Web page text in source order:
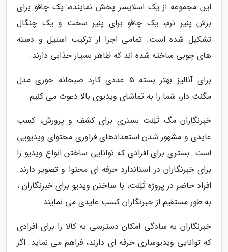
این مجموعه از یک اسلایسر پخش نماینده، یک چاقو برای
برش پنیر نرم، یک چاقو برای پنیر سخت و یک چنگال
تشکیل شده است. تمامی اجزا از ترکیب استیل و دسته
های چوبی ساخته شده اند که ظاهر بسیار جذابی دارند.
برای آنالیز بهتر بسته 5 عددی کارد صبحانه خوری مدل
مگنت دار، شما را به تماشای ویدیوی بالا دعوت می کنیم.
خبرنگاران مگ تَلِنت بستری برای کشف و پرورش، کسب
عایدی و مشهور شدن استعدادهای فراوری محتوای ویدیویی
است. بستری برای افرادی که توانایی ساختن انواع ویدیو را
برای خبرنگاران در استاندارد حرفه ای محتوا و تصویر دارند.
افراد حاضر در پروژه تَلِنت، با ساختن ویدیو برای خبرنگاران ،
به طور مستقیم از خبرنگاران کسب عایدی می نمایند.
خبرنگاران به سادگی امکان دسترسی به کالا را برای افرادی
که توانایی ویدیوسازی حرفه ای دارند، فراهم می نماید. اگر